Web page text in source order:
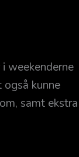
weekenderne
kunne
samt ekstra